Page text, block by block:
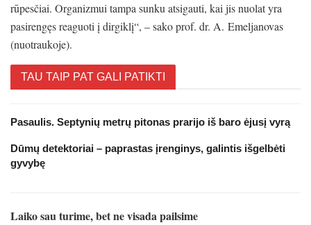
rūpesčiai. Organizmui tampa sunku atsigauti, kai jis nuolat yra
pasirengęs reaguoti į dirgiklį“, – sako prof. dr. A. Emeljanovas
(nuotraukoje).
TAU TAIP PAT GALI PATIKTI
Pasaulis. Septynių metrų pitonas prarijo iš baro ėjusį vyrą
Dūmų detektoriai – paprastas įrenginys, galintis išgelbėti
gyvybę
Laiko sau turime, bet ne visada pailsime